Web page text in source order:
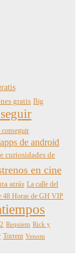
gratis Big
de android
curiosidades de
en cine
atrás La calle del
48 Horas de GH VIP
Requiem Rick y
Torrent Venom